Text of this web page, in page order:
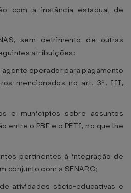
com a instância estadual de
sem detrimento de outras
atribuições:
operador para pagamento
mencionados no art. 3º, III,
e municípios sobre assuntos
entre o PBF e o PETI, no que lhe
pertinentes à integração de
conjunto com a SENARC;
atividades sócio-educativas e